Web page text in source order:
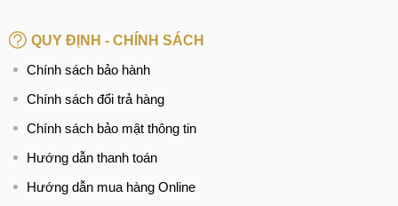
Liên tục bị mất sóng, không thể kết nối wifi, bluetooth,...
thậm chí đột ngột sập nguồn không rõ lý do.
iPhone 15 Pro Max giảm %pin rất nhanh hoặc khi bạn
Khi nào cần sửa main, thay main điện thoại iPhone 15
Pro Max?
QUY ĐỊNH - CHÍNH SÁCH
Chính sách bảo hành
Chính sách đổi trả hàng
Chính sách bảo mật thông tin
Hướng dẫn thanh toán
Hướng dẫn mua hàng Online